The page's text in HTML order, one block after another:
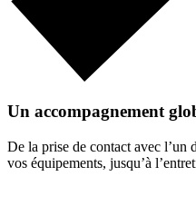
Un accompagnement
De la prise de contact avec l’un
vos équipements, jusqu’à